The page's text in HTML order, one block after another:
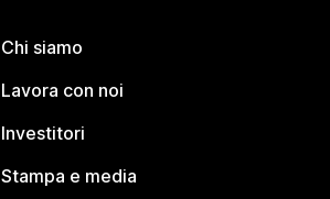
Chi siamo
Lavora con noi
Investitori
Stampa e media